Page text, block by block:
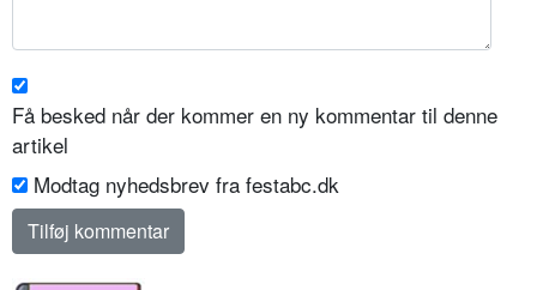
Få besked når der kommer en ny kommentar til denne
artikel
Modtag nyhedsbrev fra festabc.dk